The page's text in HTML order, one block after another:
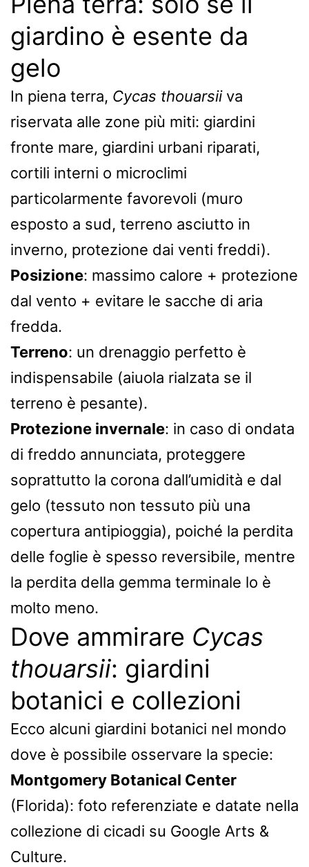
giardino è esente da
gelo
In piena terra, Cycas thouarsiiva
riservata alle zone più miti: giardini
fronte mare, giardini urbani riparati,
cortili interni o microclimi
particolarmente favorevoli (muro
esposto a sud, terreno asciutto in
inverno, protezione dai venti freddi).
Posizione: massimo calore + protezione
dal vento + evitare le sacche di aria
fredda.
Terreno: un drenaggio perfetto è
indispensabile (aiuola rialzata se il
terreno è pesante).
Protezione invernale: in caso di ondata
di freddo annunciata, proteggere
soprattutto la corona dall’umidità e dal
gelo (tessuto non tessuto più una
copertura antipioggia), poiché la perdita
delle foglie è spesso reversibile, mentre
la perdita della gemma terminale lo è
molto meno.
Dove ammirare Cycas
thouarsii: giardini
botanici e collezioni
Ecco alcuni giardini botanici nel mondo
dove è possibile osservare la specie:
Montgomery Botanical Center
(Florida): foto referenziate e datate nella
collezione di cicadi su Google Arts &
Culture.